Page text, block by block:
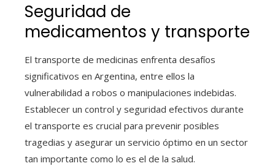
Seguridad de
medicamentos y transporte
El transporte de medicinas enfrenta desafíos
significativos en Argentina, entre ellos la
vulnerabilidad a robos o manipulaciones indebidas.
Establecer un control y seguridad efectivos durante
el transporte es crucial para prevenir posibles
tragedias y asegurar un servicio óptimo en un sector
tan importante como lo es el de la salud.